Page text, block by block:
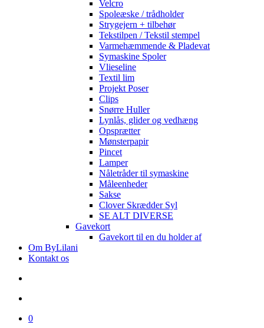
Velcro
Spoleæske / trådholder
Strygejern + tilbehør
Tekstilpen / Tekstil stempel
Varmehæmmende & Pladevat
Symaskine Spoler
Vlieseline
Textil lim
Projekt Poser
Clips
Snørre Huller
Lynlås, glider og vedhæng
Opsprætter
Mønsterpapir
Pincet
Lamper
Nåletråder til symaskine
Måleenheder
Sakse
Clover Skrædder Syl
SE ALT DIVERSE
Gavekort
Gavekort til en du holder af
Om ByLilani
Kontakt os
0